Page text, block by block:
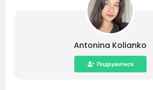
Antonina Kolianko
Подружитися